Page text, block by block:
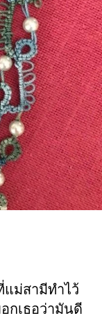
แม่สามีทำไว้
กเธอว่ามันดี